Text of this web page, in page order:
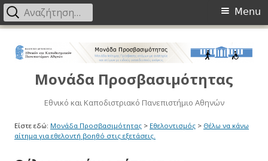
περιεχόμενο
Μονάδα Προσβασιμότητας
Εθνικό και Καποδιστριακό Πανεπιστήμιο Αθηνών
Primary
Menu
Menu
Αναζήτηση
Είστε εδώ: Μονάδα Προσβασιμότητας > Εθελοντισμός > Θέλω να κάνω
αίτημα για εθελοντή βοηθό στις εξετάσεις.